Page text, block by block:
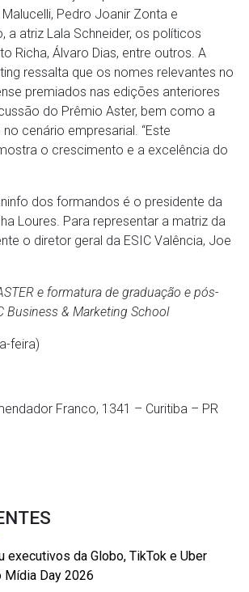
Pedro Joanir Zonta e
a atriz Lala Schneider, os políticos
Richa, Álvaro Dias, entre outros. A
ressalta que os nomes relevantes no
premiados nas edições anteriores
do Prêmio Aster, bem como a
cenário empresarial. “Este
o crescimento e a excelência do
dos formandos é o presidente da
Loures. Para representar a matriz da
o diretor geral da ESIC Valência, Joe
e formatura de graduação e pós-
Business & Marketing School
feira)
Franco, 1341 – Curitiba – PR
executivos da Globo, TikTok e Uber
Mídia Day 2026